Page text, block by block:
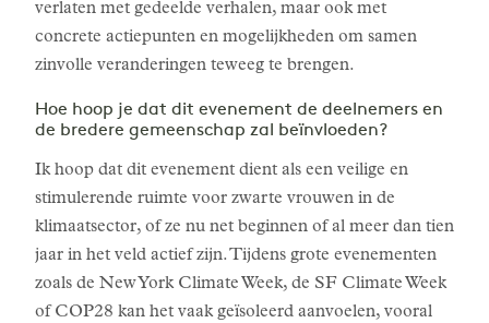
verlaten met gedeelde verhalen, maar ook met
concrete actiepunten en mogelijkheden om samen
zinvolle veranderingen teweeg te brengen.
Hoe hoop je dat dit evenement de deelnemers en
de bredere gemeenschap zal beïnvloeden?
Ik hoop dat dit evenement dient als een veilige en
stimulerende ruimte voor zwarte vrouwen in de
klimaatsector, of ze nu net beginnen of al meer dan tien
jaar in het veld actief zijn. Tijdens grote evenementen
zoals de New York Climate Week, de SF Climate Week
of COP28 kan het vaak geïsoleerd aanvoelen, vooral